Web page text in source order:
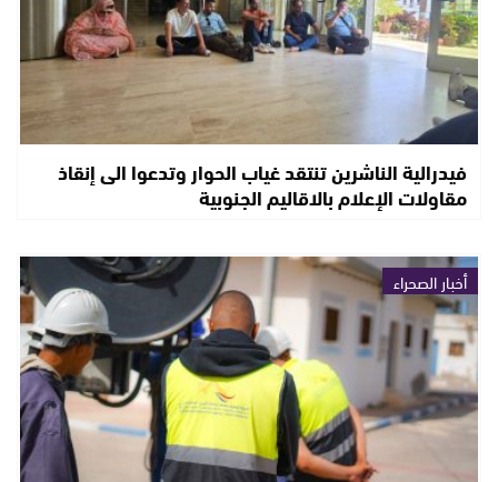
فيدرالية الناشرين تنتقد غياب الحوار وتدعوا الى إنقاذ
مقاولات الإعلام بالاقاليم الجنوبية
أخبار الصحراء